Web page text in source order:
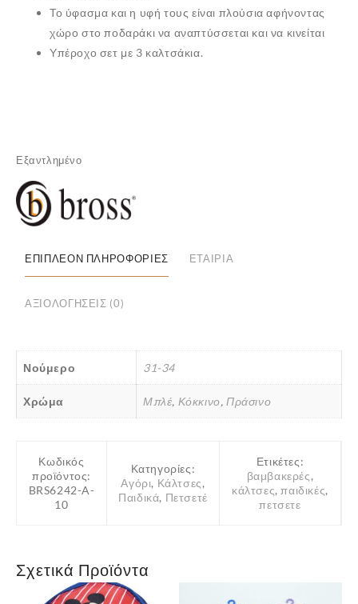
Το ύφασμα και η υφή τους είναι πλούσια αφήνοντας
χώρο στο ποδαράκι να αναπτύσσεται και να κινείται
Υπέροχο σετ με 3 καλτσάκια.
Εξαντλημένο
ΕΠΙΠΛΈΟΝ ΠΛΗΡΟΦΟΡΊΕΣ ΕΤΑΙΡΊΑ
ΑΞΙΟΛΟΓΉΣΕΙΣ (0)
Νούμερο 31-34
Χρώμα Μπλέ, Κόκκινο,Πράσινο
Κωδικός
προϊόντος:
BRS6242-A-
10
Κατηγορίες:
Αγόρι, Κάλτσες,
Παιδικά, Πετσετέ
Ετικέτες:
βαμβακερές,
κάλτσες,παιδικές,
πετσετε
Σχετικά Προϊόντα